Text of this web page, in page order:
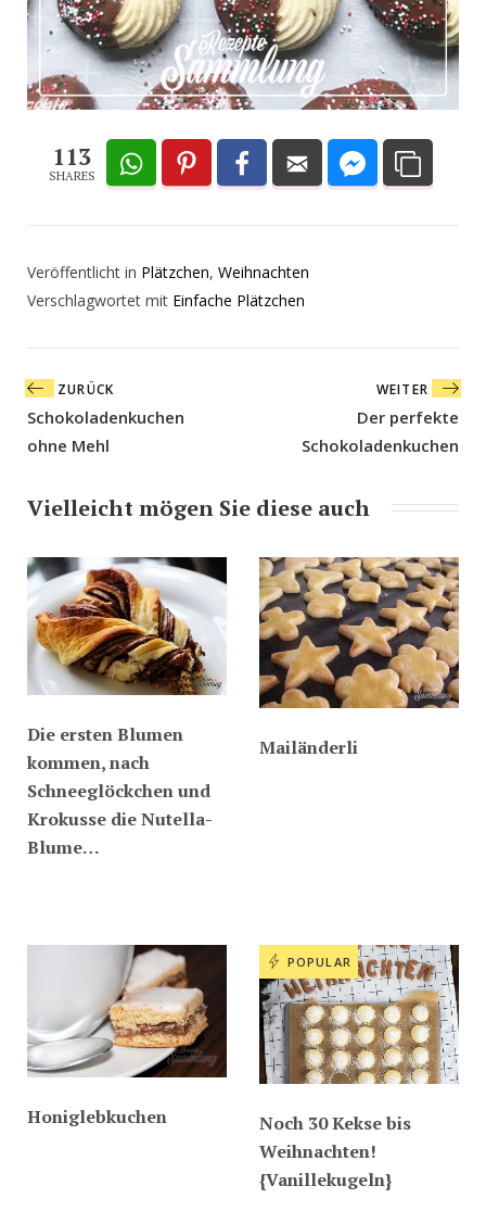
113
SHARES
Veröffentlicht in Plätzchen, Weihnachten
Verschlagwortet mit Einfache Plätzchen
Beitragsnavigation
ZURÜCK
Schokoladenkuchen
ohne Mehl
WEITER
Der perfekte
Schokoladenkuchen
Vielleicht mögen Sie diese auch
Die ersten Blumen
kommen, nach
Schneeglöckchen und
Krokusse die Nutella-
Blume…
Mailänderli
Honiglebkuchen
POPULAR
Noch 30 Kekse bis
Weihnachten!
{Vanillekugeln}